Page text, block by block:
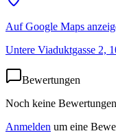
Auf Google Maps
Untere Viaduktgasse 2,
Bewertungen
Noch keine
Anmelden um eine